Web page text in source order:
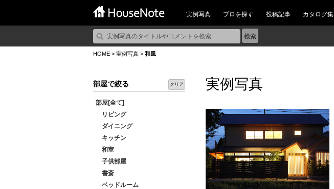
実例写真 プロを探す 投稿記事 カタログ集
HOME > 実例写真 > 和風
部屋で絞る クリア
部屋[全て]
リビング
ダイニング
キッチン
和室
子供部屋
書斎
ベッドルーム
実例写真